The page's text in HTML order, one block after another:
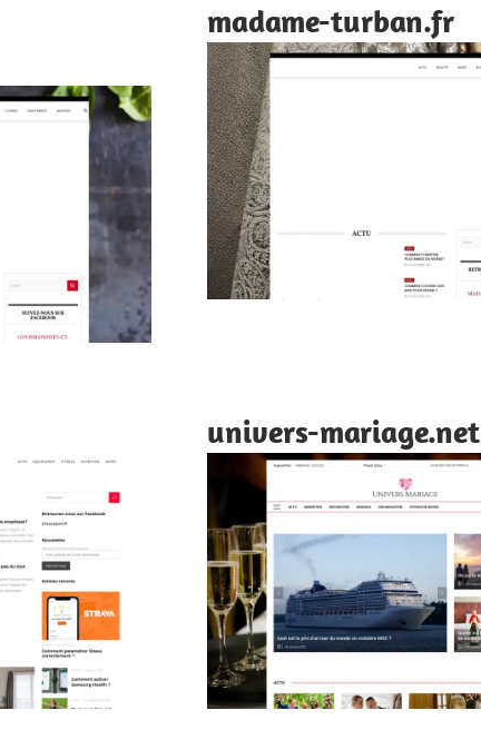
madame-turban.fr
univers-mariage.net